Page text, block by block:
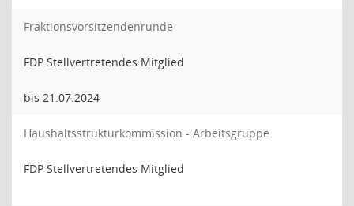
Fraktionsvorsitzendenrunde
FDP Stellvertretendes Mitglied
bis 21.07.2024
Haushaltsstrukturkommission - Arbeitsgruppe
FDP Stellvertretendes Mitglied